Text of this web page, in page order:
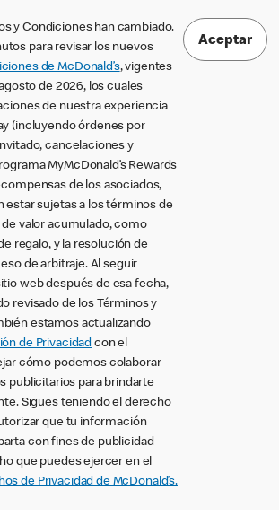
y Condiciones han cambiado.
para revisar los nuevos
de McDonald’s, vigentes
de 2026, los cuales
de nuestra experiencia
(incluyendo órdenes por
cancelaciones y
MyMcDonald’s Rewards
de los asociados,
estar sujetas a los términos de
valor acumulado, como
regalo, y la resolución de
de arbitraje. Al seguir
web después de esa fecha,
revisado de los Términos y
estamos actualizando
de Privacidad con el
cómo podemos colaborar
publicitarios para brindarte
Sigues teniendo el derecho
que tu información
con fines de publicidad
que puedes ejercer en el
de Privacidad de McDonald’s.
Aceptar